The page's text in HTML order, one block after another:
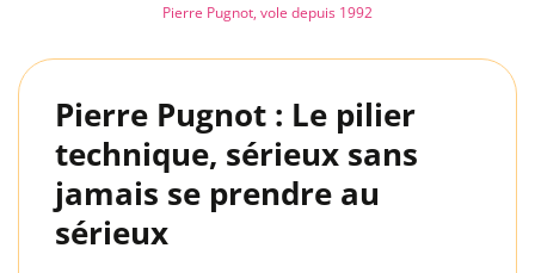
Pierre Pugnot, vole depuis 1992
Pierre Pugnot : Le pilier
technique, sérieux sans
jamais se prendre au
sérieux